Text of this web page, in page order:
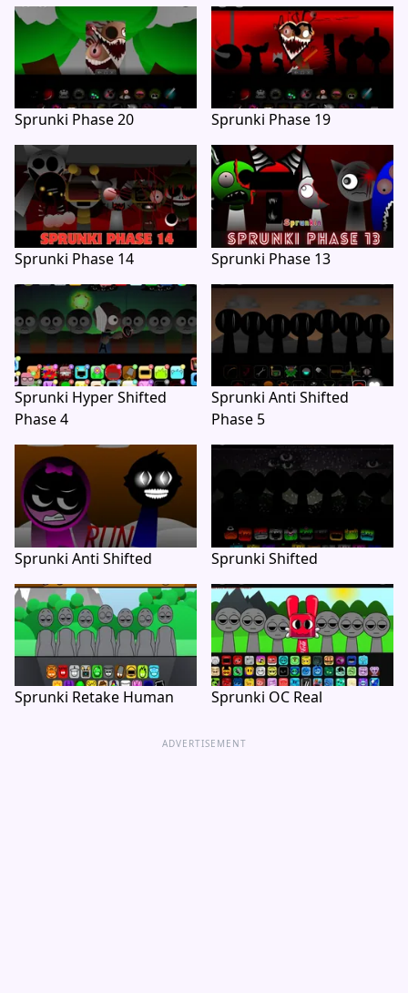
Sprunki Phase 20 Sprunki Phase 19
Sprunki Phase 14 Sprunki Phase 13
Sprunki Hyper Shifted
Phase 4
Sprunki Anti Shifted
Phase 5
Sprunki Anti Shifted Sprunki Shifted
Sprunki Retake Human Sprunki OC Real
ADVERTISEMENT